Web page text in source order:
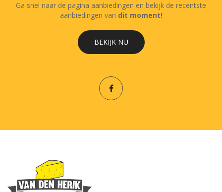
Ga snel naar de pagina aanbiedingen en bekijk de recentste
aanbiedingen van dit moment!
BEKIJK NU